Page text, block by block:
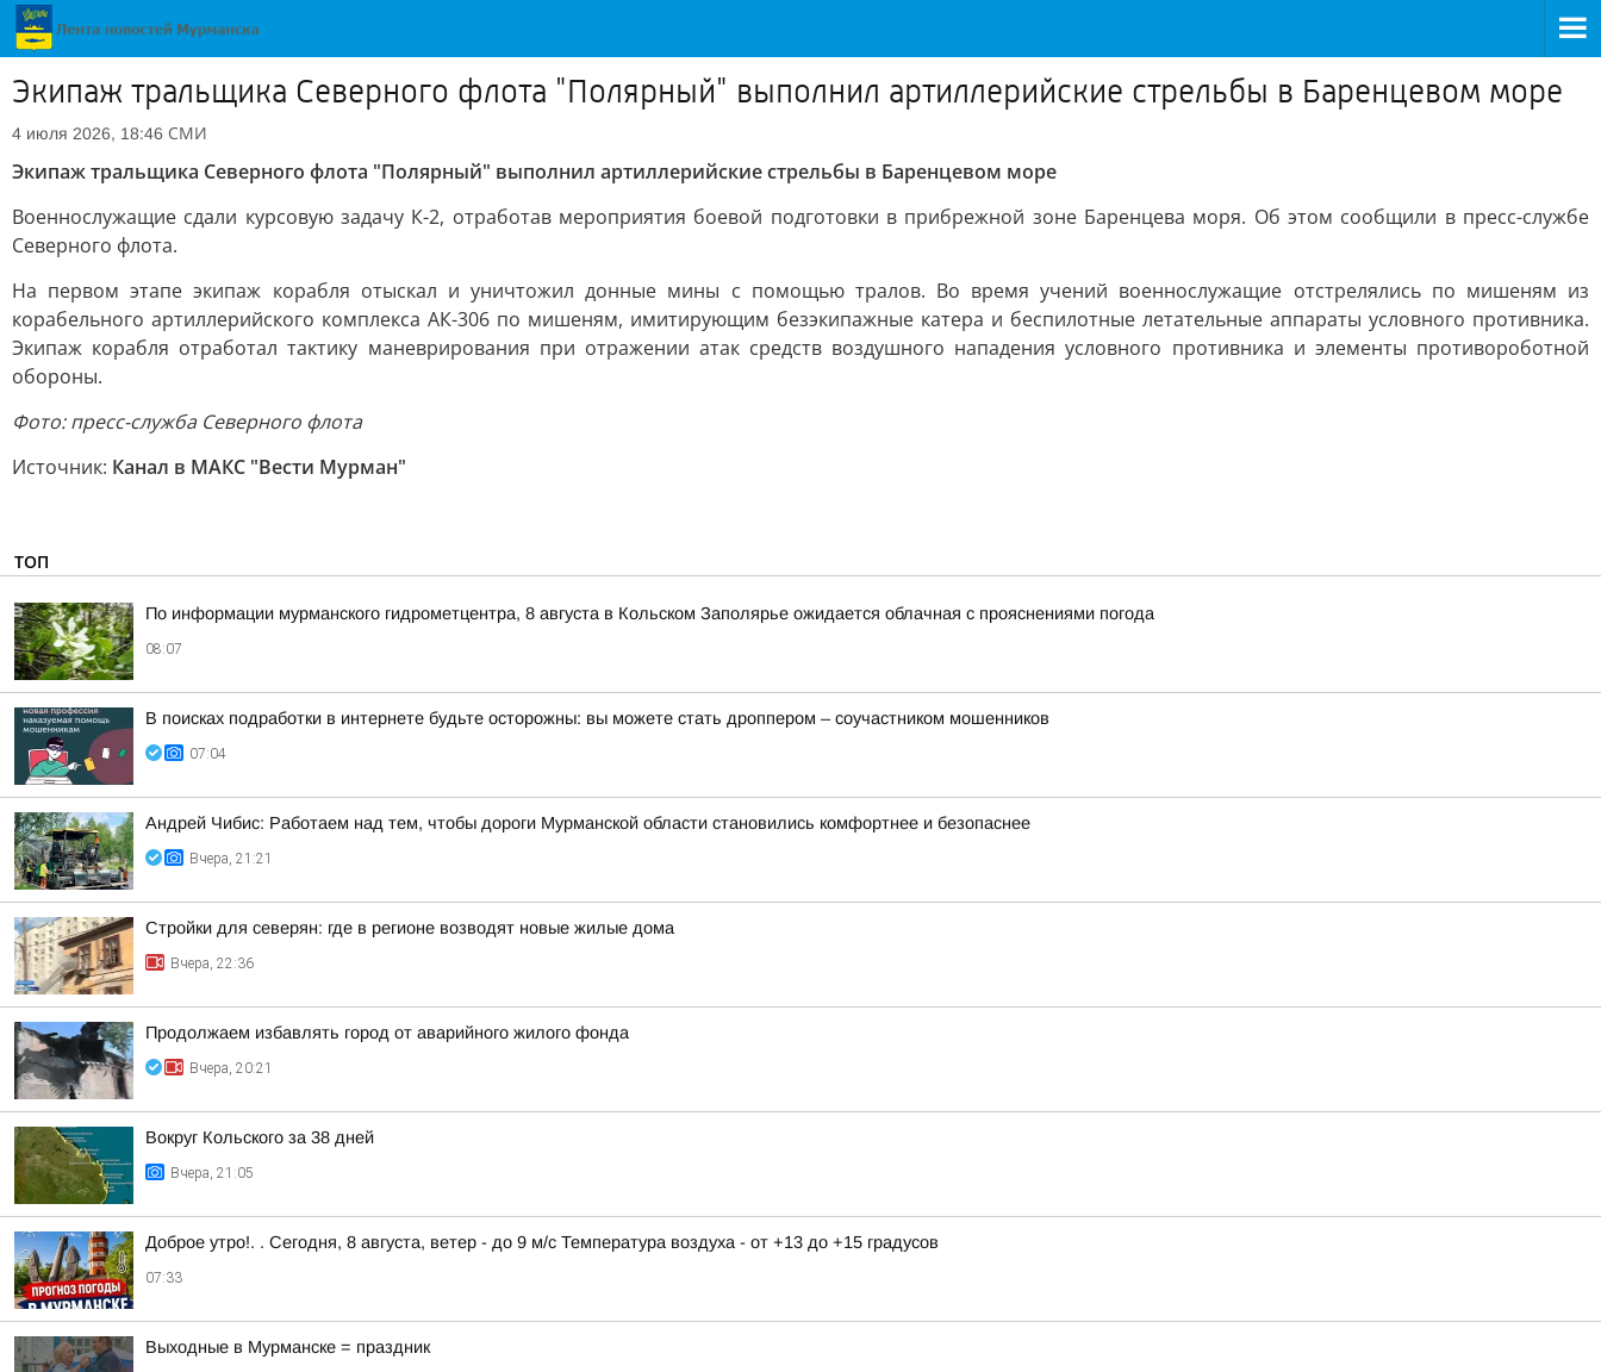
Экипаж тральщика Северного флота "Полярный" выполнил артиллерийские стрельбы в Баренцевом море
4 июля 2026, 18:46 СМИ
Экипаж тральщика Северного флота "Полярный" выполнил артиллерийские стрельбы в Баренцевом море
Военнослужащие сдали курсовую задачу К-2, отработав мероприятия боевой подготовки в прибрежной зоне Баренцева моря. Об этом сообщили в пресс-службе
Северного флота.
На первом этапе экипаж корабля отыскал и уничтожил донные мины с помощью тралов. Во время учений военнослужащие отстрелялись по мишеням из
корабельного артиллерийского комплекса АК-306 по мишеням, имитирующим безэкипажные катера и беспилотные летательные аппараты условного противника.
Экипаж корабля отработал тактику маневрирования при отражении атак средств воздушного нападения условного противника и элементы противороботной
обороны.
Фото: пресс-служба Северного флота
Источник: Канал в МАКС "Вести Мурман"
ТОП
По информации мурманского гидрометцентра, 8 августа в Кольском Заполярье ожидается облачная с прояснениями погода
08:07
В поисках подработки в интернете будьте осторожны: вы можете стать дроппером – соучастником мошенников
07:04
Андрей Чибис: Работаем над тем, чтобы дороги Мурманской области становились комфортнее и безопаснее
Вчера, 21:21
Стройки для северян: где в регионе возводят новые жилые дома
Вчера, 22:36
Продолжаем избавлять город от аварийного жилого фонда
Вчера, 20:21
Вокруг Кольского за 38 дней
Вчера, 21:05
Доброе утро!. . Сегодня, 8 августа, ветер - до 9 м/с Температура воздуха - от +13 до +15 градусов
07:33
Выходные в Мурманске = праздник